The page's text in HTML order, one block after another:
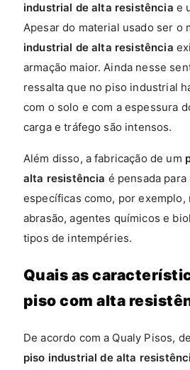
industrial de alta resistência e
Apesar do material usado ser o
industrial de alta resistência
armação maior. Ainda nesse
ressalta que no piso industrial
com o solo e com a espessura
carga e tráfego são intensos.
Além disso, a fabricação de um
alta resistência é pensada
específicas como, por exemplo,
abrasão, agentes químicos e
tipos de intempéries.
Quais as
piso com alta
De acordo com a Qualy Pisos,
piso industrial de alta